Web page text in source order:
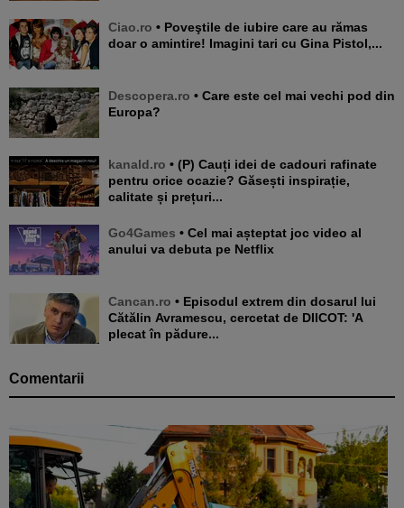
Ciao.ro • Poveştile de iubire care au rămas
doar o amintire! Imagini tari cu Gina Pistol,...
Descopera.ro • Care este cel mai vechi pod din
Europa?
kanald.ro • (P) Cauți idei de cadouri rafinate
pentru orice ocazie? Găsești inspirație,
calitate și prețuri...
Go4Games • Cel mai așteptat joc video al
anului va debuta pe Netflix
Cancan.ro • Episodul extrem din dosarul lui
Cătălin Avramescu, cercetat de DIICOT: 'A
plecat în pădure...
Comentarii